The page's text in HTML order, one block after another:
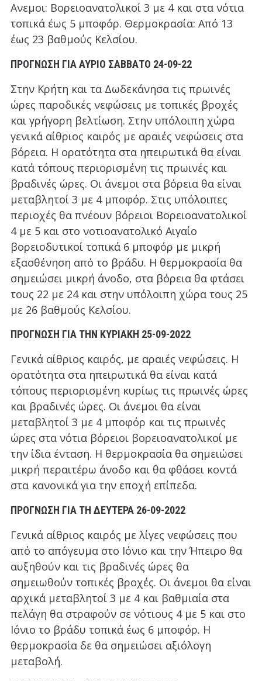
Ανεμοι: Βορειοανατολικοί 3 με 4 και στα νότια
τοπικά έως 5 μποφόρ. Θερμοκρασία: Από 13
έως 23 βαθμούς Κελσίου.
ΠΡΟΓΝΩΣΗ ΓΙΑ ΑΥΡΙΟ ΣΑΒΒΑΤΟ 24-09-22
Στην Κρήτη και τα Δωδεκάνησα τις πρωινές
ώρες παροδικές νεφώσεις με τοπικές βροχές
και γρήγορη βελτίωση. Στην υπόλοιπη χώρα
γενικά αίθριος καιρός με αραιές νεφώσεις στα
βόρεια. Η ορατότητα στα ηπειρωτικά θα είναι
κατά τόπους περιορισμένη τις πρωινές και
βραδινές ώρες. Οι άνεμοι στα βόρεια θα είναι
μεταβλητοί 3 με 4 μποφόρ. Στις υπόλοιπες
περιοχές θα πνέουν βόρειοι Βορειοανατολικοί
4 με 5 και στο νοτιοανατολικό Αιγαίο
βορειοδυτικοί τοπικά 6 μποφόρ με μικρή
εξασθένηση από το βράδυ. Η θερμοκρασία θα
σημειώσει μικρή άνοδο, στα βόρεια θα φτάσει
τους 22 με 24 και στην υπόλοιπη χώρα τους 25
με 26 βαθμούς Κελσίου.
ΠΡΟΓΝΩΣΗ ΓΙΑ ΤΗΝ ΚΥΡΙΑΚΗ 25-09-2022
Γενικά αίθριος καιρός, με αραιές νεφώσεις. Η
ορατότητα στα ηπειρωτικά θα είναι κατά
τόπους περιορισμένη κυρίως τις πρωινές ώρες
και βραδινές ώρες. Οι άνεμοι θα είναι
μεταβλητοί 3 με 4 μποφόρ και τις πρωινές
ώρες στα νότια βόρειοι βορειοανατολικοί με
την ίδια ένταση. Η θερμοκρασία θα σημειώσει
μικρή περαιτέρω άνοδο και θα φθάσει κοντά
στα κανονικά για την εποχή επίπεδα.
ΠΡΟΓΝΩΣΗ ΓΙΑ ΤΗ ΔΕΥΤΕΡΑ 26-09-2022
Γενικά αίθριος καιρός με λίγες νεφώσεις που
από το απόγευμα στο Ιόνιο και την Ήπειρο θα
αυξηθούν και τις βραδινές ώρες θα
σημειωθούν τοπικές βροχές. Οι άνεμοι θα είναι
αρχικά μεταβλητοί 3 με 4 και βαθμιαία στα
πελάγη θα στραφούν σε νότιους 4 με 5 και στο
Ιόνιο το βράδυ τοπικά έως 6 μποφόρ. Η
θερμοκρασία δε θα σημειώσει αξιόλογη
μεταβολή.